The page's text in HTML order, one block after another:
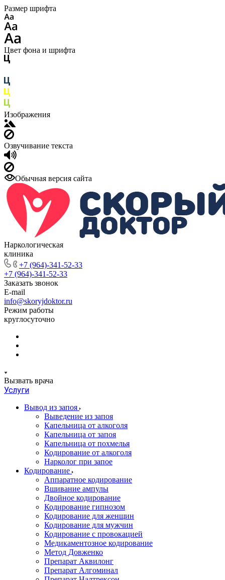
Размер шрифта
Цвет фона и шрифта
Изображения
Озвучивание текста
Обычная версия сайта
Наркологическая
клиника
+7 (964)-341-52-33
+7 (964)-341-52-33
Заказать звонок
E-mail
info@skoryjdoktor.ru
Режим работы
круглосуточно
Вызвать врача
Услуги
Вывод из запоя
Выведение из запоя
Капельница от алкоголя
Капельница от запоя
Капельница от похмелья
Кодирование от алкоголя
Нарколог при запое
Кодирование
Аппаратное кодирование
Вшивание ампулы
Двойное кодирование
Кодирование гипнозом
Кодирование для женщин
Кодирование для мужчин
Кодирование с провокацией
Медикаментозное кодирование
Метод Довженко
Препарат Аквилонг
Препарат Алгоминал